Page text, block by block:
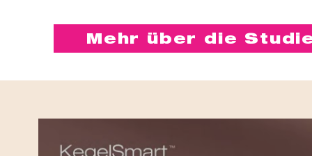
Mehr über die